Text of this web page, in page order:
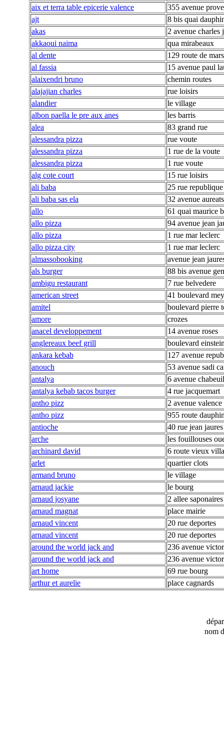
aix et terra table epicerie valence
355 avenue
ajt
8 bis quai
akas
2 avenue charles
akkaoui naima
qua mirabeaux
al dente
129 route de
al fassia
15 avenue paul
alaixendri bruno
chemin routes
alajajian charles
rue loisirs
alandier
le village
albon paella le pre aux anes
les barris
alea
83 grand rue
alessandra pizza
rue voute
alessandra pizza
1 rue de la voute
alessandra pizza
1 rue voute
alg cote court
15 rue loisirs
ali baba
25 rue republique
ali baba sas ela
32 avenue aureats
allo
61 quai maurice
allo pizza
94 avenue jean
allo pizza
1 rue mar leclerc
allo pizza city
1 rue mar leclerc
almassobooking
avenue jean
als burger
88 bis avenue
ambigu restaurant
7 rue belvedere
american street
41 boulevard
amitel
boulevard pierre
amore
crozes
anacel developpement
14 avenue roses
anglereaux beef grill
boulevard
ankara kebab
127 avenue
anouch
53 avenue sadi
antalya
6 avenue chabeuil
antalya kebab tacos burger
4 rue jacquemart
antho pizz
2 avenue valence
antho pizz
955 route
antioche
40 rue jean jaures
arche
les fouillouses
archinard david
6 route vieux
arlet
quartier clots
armand bruno
le village
arnaud jackie
le bourg
arnaud josyane
2 allee saponaires
arnaud magnat
place mairie
arnaud vincent
20 rue deportes
arnaud vincent
20 rue deportes
around the world jack and
236 avenue
around the world jack and
236 avenue
art home
69 rue bourg
arthur et aurelie
place cagnards
nom